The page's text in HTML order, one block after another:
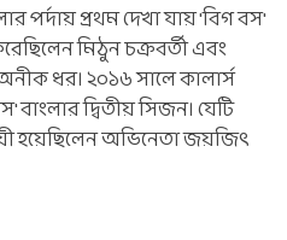
পর্দায় প্রথম দেখা যায় 'বিগ বস'
মিঠুন চক্রবর্তী এবং
ধর। ২০১৬ সালে কালার্স
বাংলার দ্বিতীয় সিজন। যেটি
হয়েছিলেন অভিনেতা জয়জিৎ